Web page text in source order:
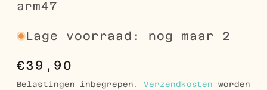
SKU:
arm47
Lage voorraad: nog maar 2
Normale
prijs
€39,90
Belastingen inbegrepen.Verzendkosten worden